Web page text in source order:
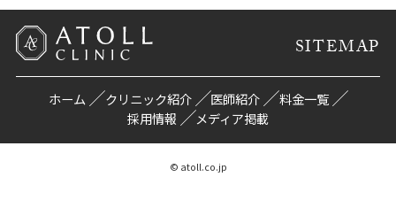
SITEMAP
ホーム クリニック紹介 医師紹介
料金一覧
採用情報
メディア掲載
© atoll.co.jp